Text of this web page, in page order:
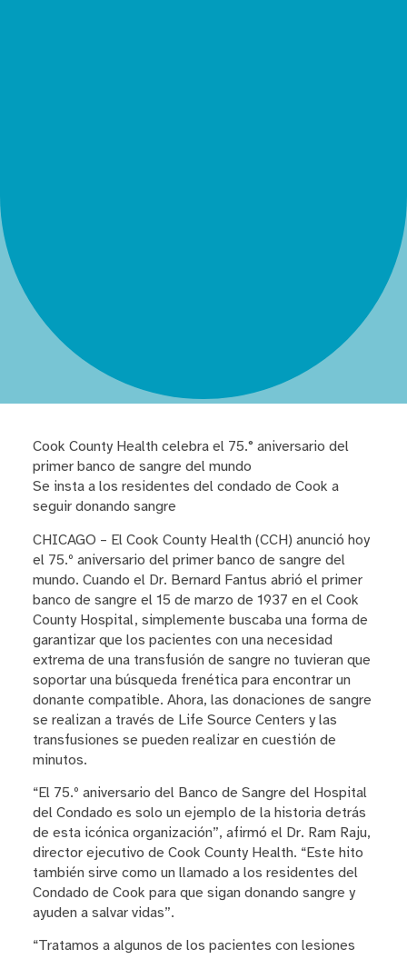
Cook County Health celebra el 75.° aniversario del
primer banco de sangre del mundo
Se insta a los residentes del condado de Cook a
seguir donando sangre
CHICAGO – El Cook County Health (CCH) anunció hoy
el 75.º aniversario del primer banco de sangre del
mundo. Cuando el Dr. Bernard Fantus abrió el primer
banco de sangre el 15 de marzo de 1937 en el Cook
County Hospital, simplemente buscaba una forma de
garantizar que los pacientes con una necesidad
extrema de una transfusión de sangre no tuvieran que
soportar una búsqueda frenética para encontrar un
donante compatible. Ahora, las donaciones de sangre
se realizan a través de Life Source Centers y las
transfusiones se pueden realizar en cuestión de
minutos.
“El 75.º aniversario del Banco de Sangre del Hospital
del Condado es solo un ejemplo de la historia detrás
de esta icónica organización”, afirmó el Dr. Ram Raju,
director ejecutivo de Cook County Health. “Este hito
también sirve como un llamado a los residentes del
Condado de Cook para que sigan donando sangre y
ayuden a salvar vidas”.
“Tratamos a algunos de los pacientes con lesiones